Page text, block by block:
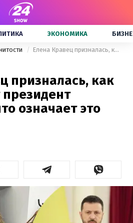
ЭКОНОМИКА
Елена Кравец призналась, как ее называет президент Зеленский: что означает это прозвище
призналась, как
означает это